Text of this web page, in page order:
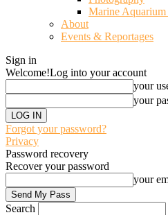
Marine
About
Events & Reportages
Sign in
Welcome!Log into your account
your
your
Forgot your password?
Privacy
Password recovery
Recover your password
your
Search